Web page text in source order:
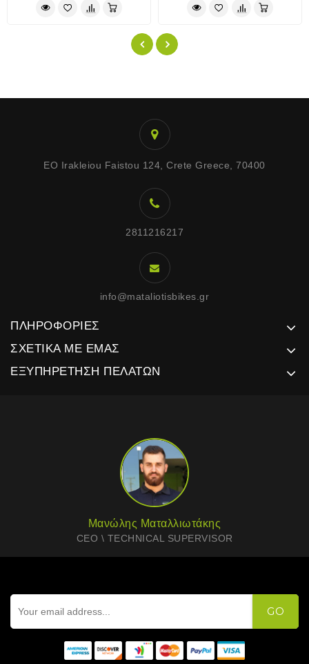
EO Irakleiou Faistou 124, Crete Greece, 70400
2811216217
info@mataliotisbikes.gr
ΠΛΗΡΟΦΟΡΊΕΣ
ΣΧΕΤΙΚΆ ΜΕ ΕΜΆΣ
ΕΞΥΠΗΡΈΤΗΣΗ ΠΕΛΑΤΏΝ
Μανώλης Ματαλλιωτάκης
CEO \ TECHNICAL SUPERVISOR
GO